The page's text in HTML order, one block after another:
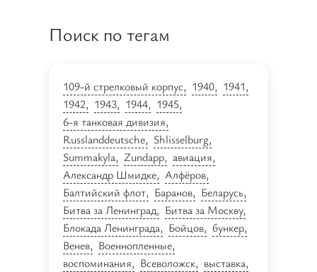
Поиск по тегам
109-й стрелковый корпус 1940 1941
1942 1943 1944 1945
6-я танковая дивизия
Russlanddeutsche Shlisselburg
Summakyla Zundapp авиация
Александр Шмидке Алфёров
Балтийский флот Баранов Беларусь
Битва за Ленинград Битва за Москву
Блокада Ленинграда Бойцов бункер
Венев Военнопленные
воспоминания
Всеволожск выставка